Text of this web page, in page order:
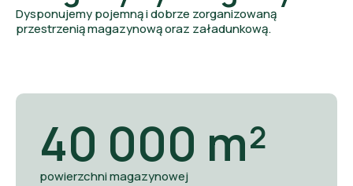
Dysponujemy pojemną i dobrze zorganizowaną
przestrzenią magazynową oraz załadunkową.
40 000 m²
powierzchni magazynowej